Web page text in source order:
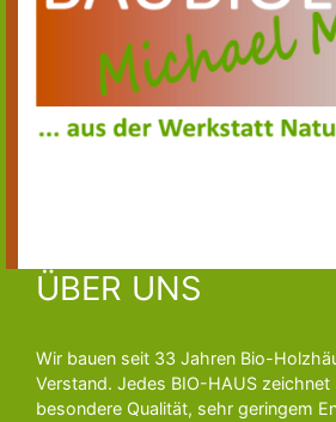
ÜBER UNS
Wir bauen seit 33 Jahren Bio-
Verstand. Jedes BIO-HAUS
besondere Qualität, sehr geringem